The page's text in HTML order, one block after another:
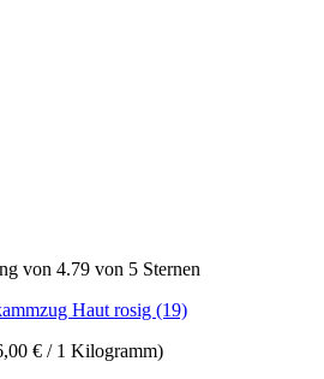
von 4.79 von 5 Sternen
Haut rosig (19)
€ / 1 Kilogramm)